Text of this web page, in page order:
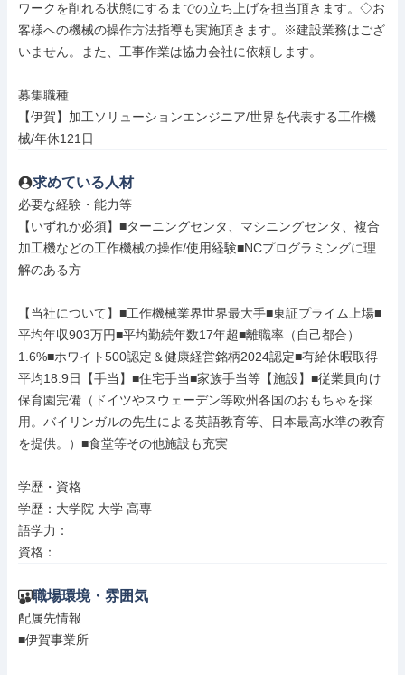
ワークを削れる状態にするまでの立ち上げを担当頂きます。◇お
客様への機械の操作方法指導も実施頂きます。※建設業務はござ
いません。また、工事作業は協力会社に依頼します。
募集職種
【伊賀】加工ソリューションエンジニア/世界を代表する工作機
械/年休121日
求めている人材
必要な経験・能力等
【いずれか必須】■ターニングセンタ、マシニングセンタ、複合
加工機などの工作機械の操作/使用経験■NCプログラミングに理
解のある方
【当社について】■工作機械業界世界最大手■東証プライム上場■
平均年収903万円■平均勤続年数17年超■離職率（自己都合）
1.6%■ホワイト500認定＆健康経営銘柄2024認定■有給休暇取得
平均18.9日【手当】■住宅手当■家族手当等【施設】■従業員向け
保育園完備（ドイツやスウェーデン等欧州各国のおもちゃを採
用。バイリンガルの先生による英語教育等、日本最高水準の教育
を提供。）■食堂等その他施設も充実
学歴・資格
学歴：大学院 大学 高専
語学力：
資格：
職場環境・雰囲気
配属先情報
■伊賀事業所